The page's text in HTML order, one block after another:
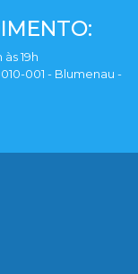
19h
001 - Blumenau -